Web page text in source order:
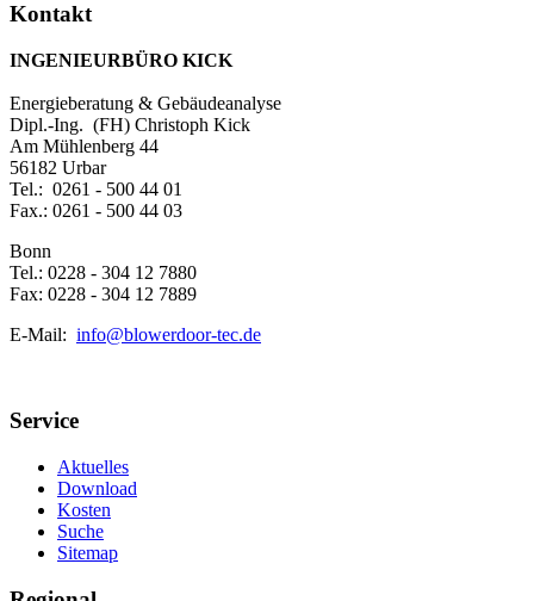
Kontakt
INGENIEURBÜRO KICK
Energieberatung & Gebäudeanalyse
Dipl.-Ing. (FH) Christoph Kick
Am Mühlenberg 44
56182 Urbar
Tel.: 0261 - 500 44 01
Fax.: 0261 - 500 44 03
Bonn
Tel.: 0228 - 304 12 7880
Fax: 0228 - 304 12 7889
E-Mail: info@blowerdoor-tec.de
Service
Aktuelles
Download
Kosten
Suche
Sitemap